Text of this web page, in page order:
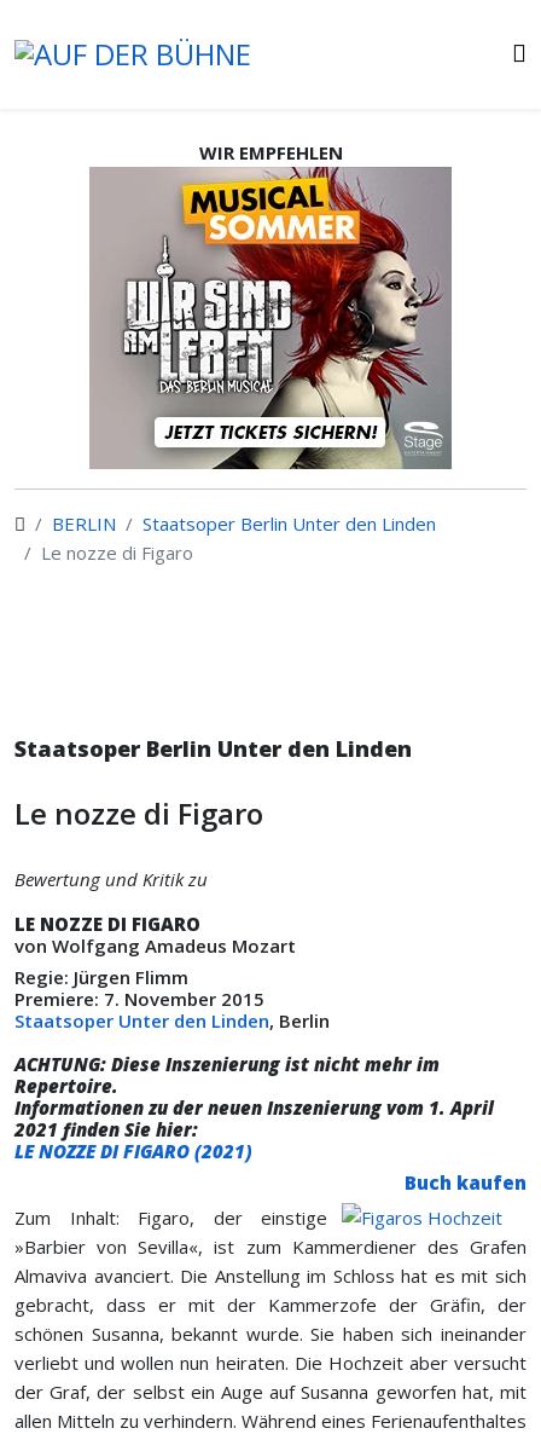
WIR EMPFEHLEN
BERLIN
Staatsoper Berlin Unter den Linden
Le nozze di Figaro
Staatsoper Berlin Unter den Linden
Le nozze di Figaro
Bewertung und Kritik zu
LE NOZZE DI FIGARO
von Wolfgang Amadeus Mozart
Regie: Jürgen Flimm
Premiere: 7. November 2015
Staatsoper Unter den Linden, Berlin
ACHTUNG: Diese Inszenierung ist nicht mehr im
Repertoire.
Informationen zu der neuen Inszenierung vom 1. April
2021 finden Sie hier:
LE NOZZE DI FIGARO (2021)
Buch kaufen
Zum Inhalt: Figaro, der einstige
»Barbier von Sevilla«, ist zum Kammerdiener des Grafen
Almaviva avanciert. Die Anstellung im Schloss hat es mit sich
gebracht, dass er mit der Kammerzofe der Gräfin, der
schönen Susanna, bekannt wurde. Sie haben sich ineinander
verliebt und wollen nun heiraten. Die Hochzeit aber versucht
der Graf, der selbst ein Auge auf Susanna geworfen hat, mit
allen Mitteln zu verhindern. Während eines Ferienaufenthaltes